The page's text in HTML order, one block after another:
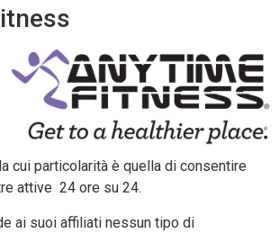
la cui particolarità è quella di consentire
attive 24 ore su 24.
ai suoi affiliati nessun tipo di